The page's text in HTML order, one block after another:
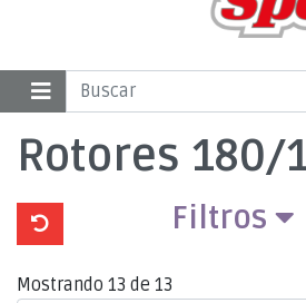
Rotores 180/
Filtros
Mostrando 13 de 13